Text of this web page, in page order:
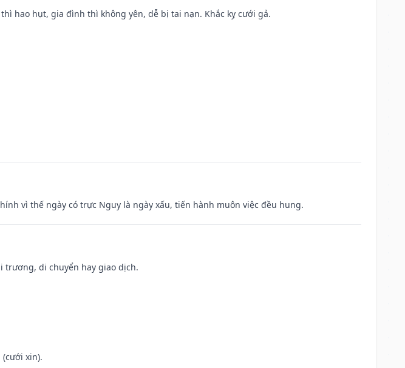
hao hụt, gia đình thì không yên, dễ bị tai nạn. Khắc kỵ cưới gả.
vì thế ngày có trực Nguy là ngày xấu, tiến hành muôn việc đều hung.
trương, di chuyển hay giao dịch.
xin).